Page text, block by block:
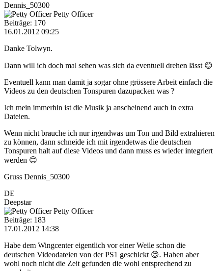
Dennis_50300
Petty Officer
Beiträge: 170
16.01.2012 09:25
Danke Tolwyn.
Dann will ich doch mal sehen was sich da eventuell drehen lässt 😊
Eventuell kann man damit ja sogar ohne grössere Arbeit einfach die
Videos zu den deutschen Tonspuren dazupacken was ?
Ich mein immerhin ist die Musik ja anscheinend auch in extra
Dateien.
Wenn nicht brauche ich nur irgendwas um Ton und Bild extrahieren
zu können, dann schneide ich mit irgendetwas die deutschen
Tonspuren halt auf diese Videos und dann muss es wieder integriert
werden 😊
Gruss Dennis_50300
DE
Deepstar
Petty Officer
Beiträge: 183
17.01.2012 14:38
Habe dem Wingcenter eigentlich vor einer Weile schon die
deutschen Videodateien von der PS1 geschickt 😊. Haben aber
wohl noch nicht die Zeit gefunden die wohl entsprechend zu